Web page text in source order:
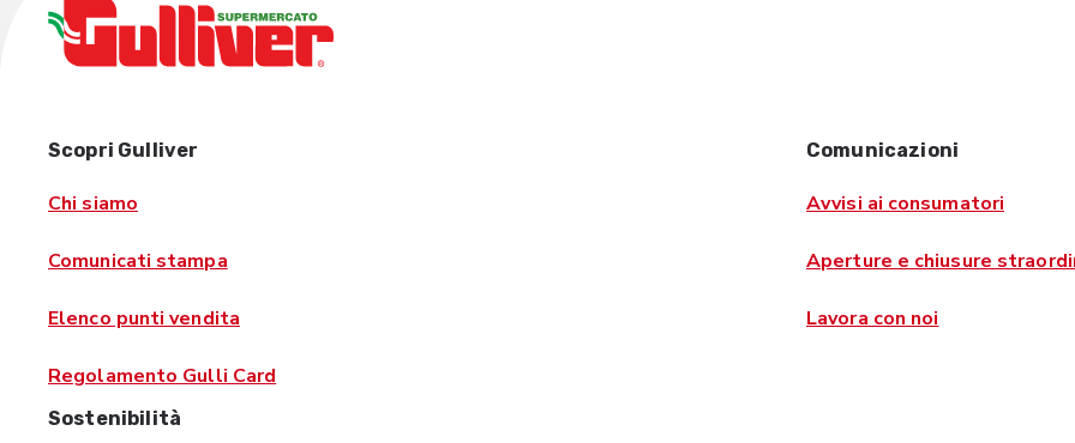
Scopri Gulliver
Chi siamo
Comunicati stampa
Elenco punti vendita
Regolamento Gulli Card
Comunicazioni
Avvisi ai consumatori
Aperture e chiusure
Lavora con noi
Sostenibilità